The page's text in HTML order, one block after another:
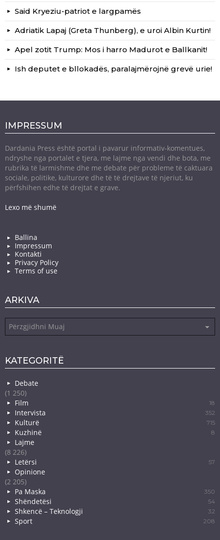
Said Kryeziu-patriot e largpamës
Adriatik Lapaj (Greta Thunberg), e uroi Albin Kurtin!
Apel zotit Trump: Mos i harro Madurot e Ballkanit!
Ish deputet e bllokadës, paralajmërojnë grevë urie!
IMPRESSUM
Dardania Press është portal i pavarur informativ-komentues,
ndryshe nga portalet e tjera, me lajme nga vendi dhe bota, me
rubrika të larmishme dhe me debate për probleme të caktuara
sociale, politike, kulturore dhe të të drejtave të njeriut, ku
përfshihen edhe të drejtat e grave.
Lexo më shumë
Ballina
Impressum
Kontakti
Privacy Policy
Terms of use
ARKIVA
KATEGORITË
Debate
(1 250)
Film
18
Intervista 352
Kulturë 715
Kuzhinë 8
Lajme
(8 226)
Letërsi
57
Opinione
(2 205)
Pa Maska
350
Shëndetësi 54
Shkencë – Teknologji 32
Sport 208